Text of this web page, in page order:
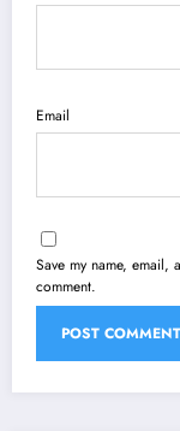
Email
Save my name, email,
comment.